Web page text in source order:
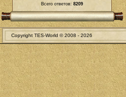
Всего ответов: 8209
Copyright TES-World © 2008 - 2026